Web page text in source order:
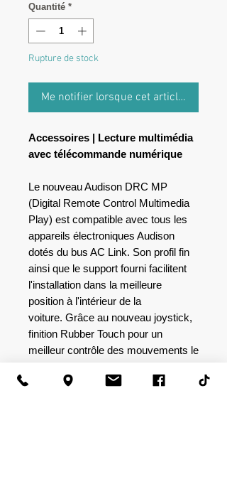
Quantité *
Rupture de stock
Me notifier lorsque cet article est
Accessoires | Lecture multimédia
avec télécommande numérique
Le nouveau Audison DRC MP
(Digital Remote Control Multimedia
Play) est compatible avec tous les
appareils électroniques Audison
dotés du bus AC Link. Son profil fin
ainsi que le support fourni facilitent
l'installation dans la meilleure
position à l'intérieur de la
voiture. Grâce au nouveau joystick,
finition Rubber Touch pour un
meilleur contrôle des mouvements le
menu Paramètres DRC peut être